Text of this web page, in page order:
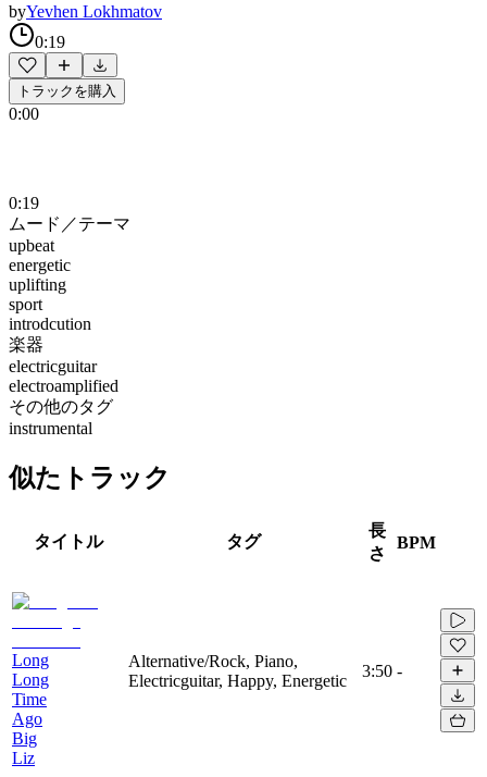
byYevhen Lokhmatov
0:19
トラックを購入
0:00
0:19
ムード／テーマ
upbeat
energetic
uplifting
sport
introdcution
楽器
electricguitar
electroamplified
その他のタグ
instrumental
似たトラック
タイトル タグ
長
さ
BPM
Long
Long
Time
Ago
Big
Liz
Alternative/Rock, Piano,
Electricguitar, Happy, Energetic
3:50 -